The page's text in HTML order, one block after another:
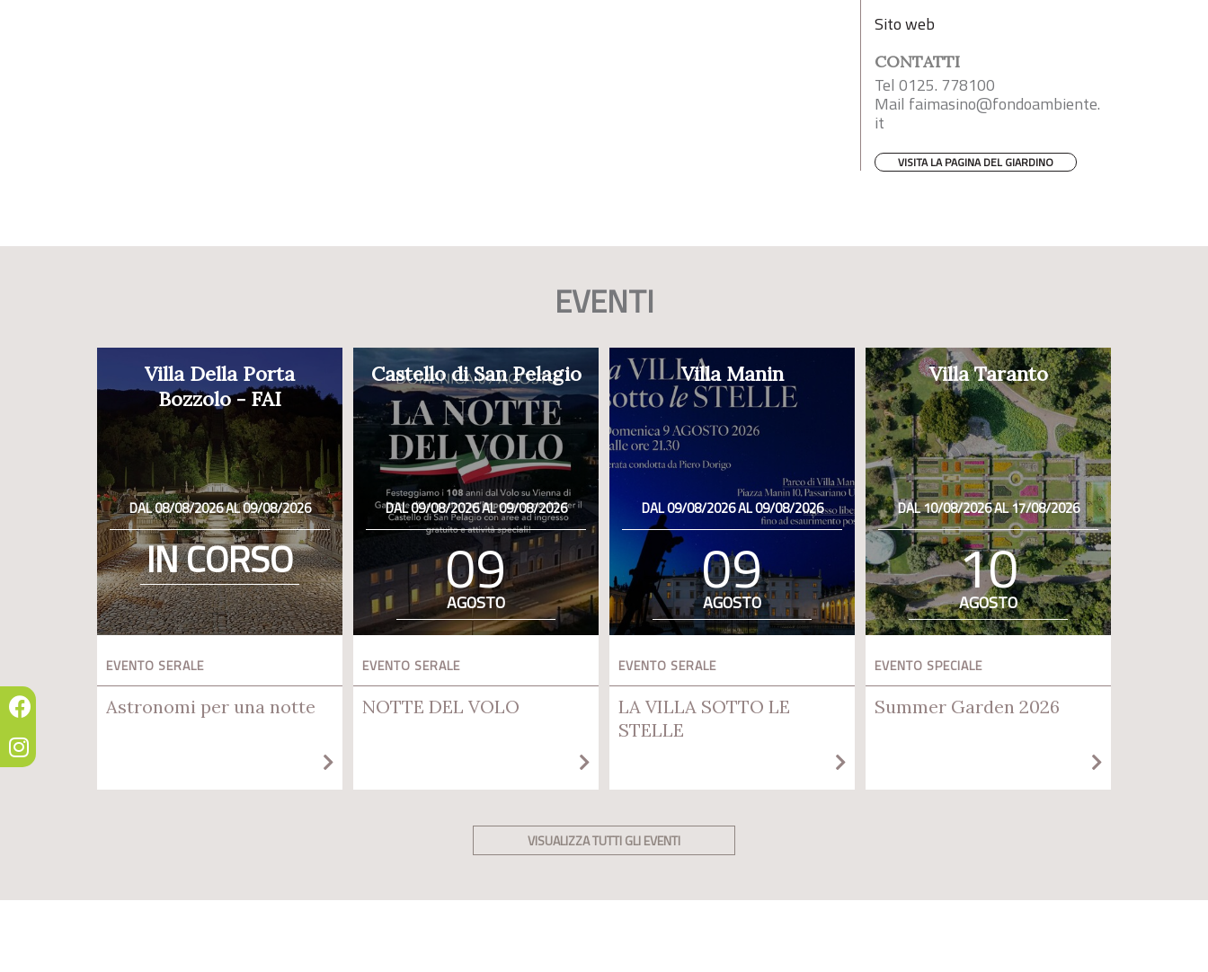
Sito web
CONTATTI
Tel 0125. 778100
Mail faimasino@fondoambiente.
it
VISITA LA PAGINA DEL GIARDINO
EVENTI
Villa Della Porta
Bozzolo - FAI
DAL 08/08/2026 AL 09/08/2026
IN CORSO
EVENTO SERALE
Astronomi per una notte
Castello di San Pelagio
DAL 09/08/2026 AL 09/08/2026
09
AGOSTO
EVENTO SERALE
NOTTE DEL VOLO
Villa Manin
DAL 09/08/2026 AL 09/08/2026
09
AGOSTO
EVENTO SERALE
LA VILLA SOTTO LE
STELLE
Villa Taranto
DAL 10/08/2026 AL 17/08/2026
10
AGOSTO
EVENTO SPECIALE
Summer Garden 2026
VISUALIZZA TUTTI GLI EVENTI